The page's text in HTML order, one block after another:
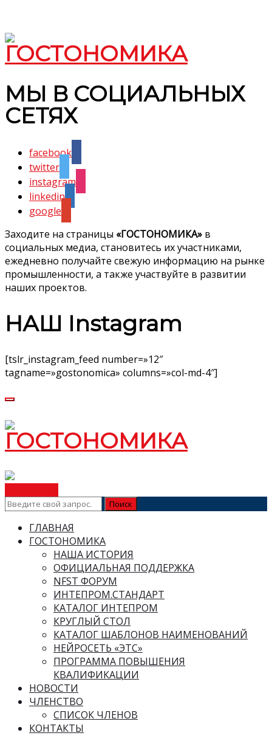
МЫ В СОЦИАЛЬНЫХ
СЕТЯХ
facebook
twitter
instagram
linkedin
google
Заходите на страницы «ГОСТОНОМИКА» в
социальных медиа, становитесь их участниками,
ежедневно получайте свежую информацию на рынке
промышленности, а также участвуйте в развитии
наших проектов.
НАШ Instagram
[tslr_instagram_feed number=»12″
tagname=»gostonomica» columns=»col-md-4″]
ГЛАВНАЯ
ГОСТОНОМИКА
НАША ИСТОРИЯ
ОФИЦИАЛЬНАЯ ПОДДЕРЖКА
NFST ФОРУМ
ИНТЕПРОМ.СТАНДАРТ
КАТАЛОГ ИНТЕПРОМ
КРУГЛЫЙ СТОЛ
КАТАЛОГ ШАБЛОНОВ НАИМЕНОВАНИЙ
НЕЙРОСЕТЬ «ЭТС»
ПРОГРАММА ПОВЫШЕНИЯ
КВАЛИФИКАЦИИ
НОВОСТИ
ЧЛЕНСТВО
СПИСОК ЧЛЕНОВ
КОНТАКТЫ